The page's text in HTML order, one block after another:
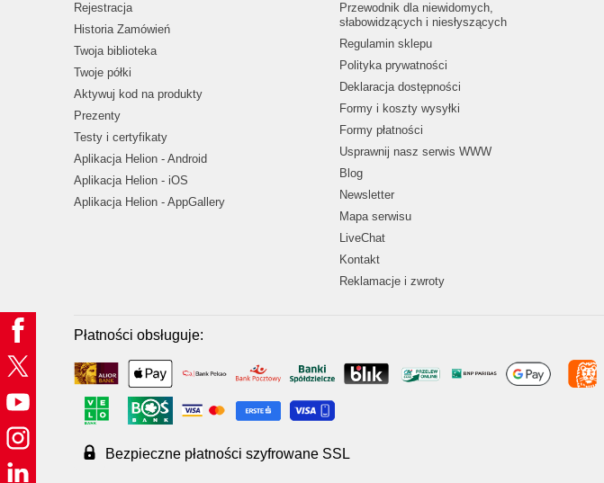
Rejestracja
Historia Zamówień
Twoja biblioteka
Twoje półki
Aktywuj kod na produkty
Prezenty
Testy i certyfikaty
Aplikacja Helion - Android
Aplikacja Helion - iOS
Aplikacja Helion - AppGallery
Przewodnik dla niewidomych,
słabowidzących i niesłyszących
Regulamin sklepu
Polityka prywatności
Deklaracja dostępności
Formy i koszty wysyłki
Formy płatności
Usprawnij nasz serwis WWW
Blog
Newsletter
Mapa serwisu
LiveChat
Kontakt
Reklamacje i zwroty
Płatności obsługuje:
Bezpieczne płatności szyfrowane SSL